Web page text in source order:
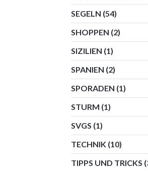
SEGELN (54)
SHOPPEN (2)
SIZILIEN (1)
SPANIEN (2)
SPORADEN (1)
STURM (1)
SVGS (1)
TECHNIK (10)
TIPPS UND TRICKS